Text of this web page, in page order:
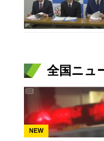
全国ニュ
NEW